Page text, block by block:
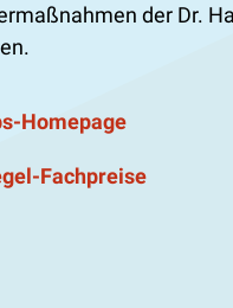
der Dr.
Homepage
Fachpreise